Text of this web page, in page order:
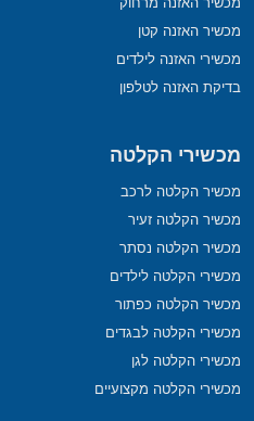
מכשיר האזנה קטן
מכשירי האזנה לילדים
בדיקת האזנה לטלפון
מכשירי הקלטה
מכשיר הקלטה לרכב
מכשיר הקלטה זעיר
מכשיר הקלטה נסתר
מכשירי הקלטה לילדים
מכשיר הקלטה כפתור
מכשירי הקלטה לבגדים
מכשירי הקלטה לגן
מכשירי הקלטה מקצועיים